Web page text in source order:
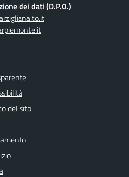
dei dati (D.P.O.)
del sito